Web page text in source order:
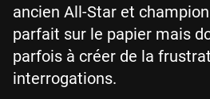
ancien All-Star et
parfait sur le papier mais
parfois à créer de la
interrogations.